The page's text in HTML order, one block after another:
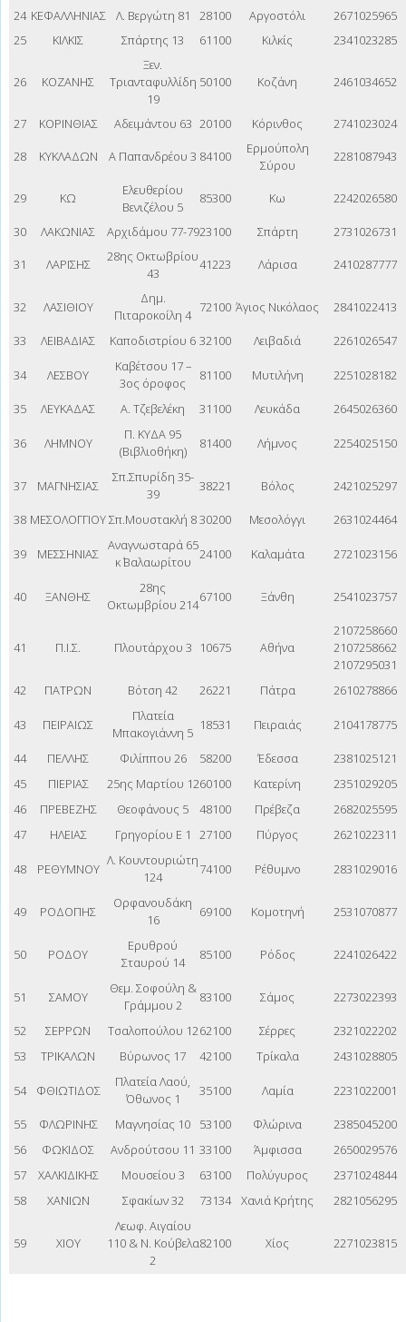
24 ΚΕΦΑΛΛΗΝΙΑΣ Λ. Βεργώτη 81 28100 Αργοστόλι
2671025965
25
ΚΙΛΚΙΣ Σπάρτης 13 61100 Κιλκίς 2341023285
26 ΚΟΖΑΝΗΣ
Ξεν.
Τριανταφυλλίδη
19
50100 Κοζάνη 2461034652
27 ΚΟΡΙΝΘΙΑΣ Αδειμάντου 63 20100 Κόρινθος
2741023024
28
ΚΥΚΛΑΔΩΝ Α Παπανδρέου 3 84100
Ερμούπολη
Σύρου
2281087943
29 ΚΩ
Ελευθερίου
Βενιζέλου 5
85300 Κω 2242026580
30 ΛΑΚΩΝΙΑΣ Αρχιδάμου 77-7923100 Σπάρτη
2731026731
31
ΛΑΡΙΣΗΣ
28ης Οκτωβρίου
43
41223 Λάρισα 2410287777
32 ΛΑΣΙΘΙΟΥ
Δημ.
Πιταροκοίλη 4 72100 Άγιος Νικόλαος 2841022413
33 ΛΕΙΒΑΔΙΑΣ Καποδιστρίου 6 32100 Λειβαδιά 2261026547
34 ΛΕΣΒΟΥ
Καβέτσου 17 –
3ος όροφος
81100 Μυτιλήνη 2251028182
35 ΛΕΥΚΑΔΑΣ Α. Τζεβελέκη 31100 Λευκάδα 2645026360
36 ΛΗΜΝΟΥ
Π. ΚΥΔΑ 95
(Βιβλιοθήκη)
81400 Λήμνος 2254025150
37 ΜΑΓΝΗΣΙΑΣ
Σπ.Σπυρίδη 35-
39
38221 Βόλος 2421025297
38 ΜΕΣΟΛΟΓΓΙΟΥΣπ.Μουστακλή 830200 Μεσολόγγι 2631024464
39 ΜΕΣΣΗΝΙΑΣ
Αναγνωσταρά 65
κ΄ Βαλαωρίτου 24100 Καλαμάτα 2721023156
40 ΞΑΝΘΗΣ
28ης
Οκτωμβρίου 21467100 Ξάνθη 2541023757
41 Π.Ι.Σ. Πλουτάρχου 3 10675 Αθήνα
2107258660
2107258662
2107295031
42
ΠΑΤΡΩΝ Βότση 42 26221 Πάτρα 2610278866
43 ΠΕΙΡΑΙΩΣ
Πλατεία
Μπακογιάννη 5 18531 Πειραιάς 2104178775
44 ΠΕΛΛΗΣ Φιλίππου 26 58200 Έδεσσα
2381025121
45
ΠΙΕΡΙΑΣ 25ης Μαρτίου 1260100 Κατερίνη
2351029205
46
ΠΡΕΒΕΖΗΣ Θεοφάνους 5 48100 Πρέβεζα
2682025595
47
ΗΛΕΙΑΣ Γρηγορίου Ε 1 27100 Πύργος 2621022311
48 ΡΕΘΥΜΝΟΥ
Λ. Κουντουριώτη
124
74100 Ρέθυμνο 2831029016
49 ΡΟΔΟΠΗΣ
Ορφανουδάκη
16
69100 Κομοτηνή 2531070877
50 ΡΟΔΟΥ
Ερυθρού
Σταυρού 14
85100 Ρόδος 2241026422
51 ΣΑΜΟΥ
Θεμ. Σοφούλη &
Γράμμου 2
83100 Σάμος 2273022393
52 ΣΕΡΡΩΝ Τσαλοπούλου 1262100 Σέρρες
2321022202
53
ΤΡΙΚΑΛΩΝ Βύρωνος 17 42100 Τρίκαλα 2431028805
54 ΦΘΙΩΤΙΔΟΣ
Πλατεία Λαού,
Όθωνος 1
35100 Λαμία 2231022001
55 ΦΛΩΡΙΝΗΣ Μαγνησίας 10 53100 Φλώρινα
2385045200
56
ΦΩΚΙΔΟΣ Ανδρούτσου 11 33100 Άμφισσα
2650029576
57
ΧΑΛΚΙΔΙΚΗΣ Μουσείου 3 63100 Πολύγυρος
2371024844
58
ΧΑΝΙΩΝ Σφακίων 32 73134 Χανιά Κρήτης 2821056295
59 ΧΙΟΥ
Λεωφ. Αιγαίου
110 & Ν. Κούβελα
2
82100 Χίος 2271023815